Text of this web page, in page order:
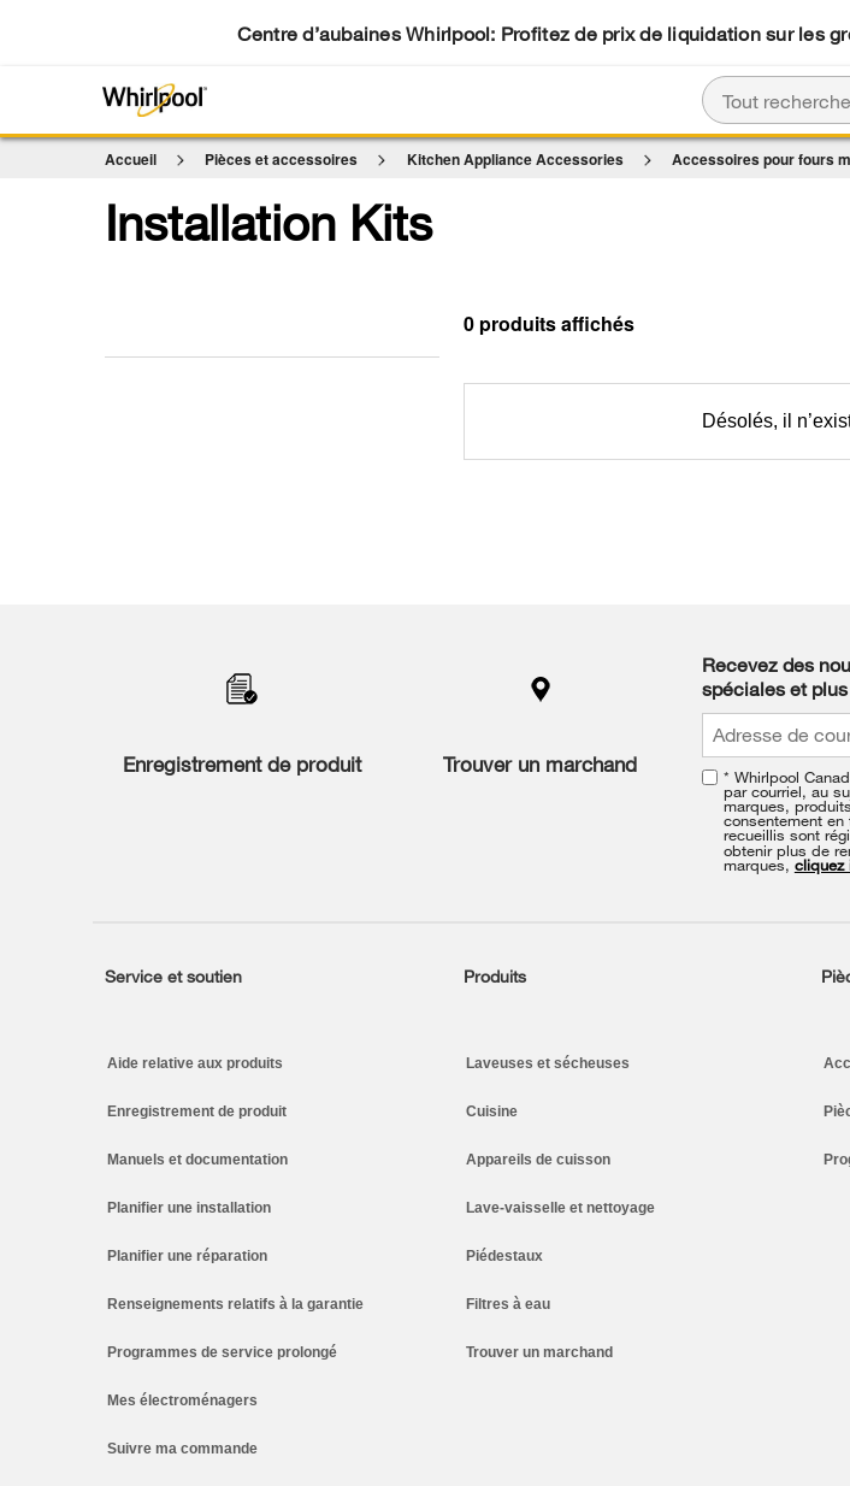
Centre d’aubaines Whirlpool: Profitez de prix de liquidation sur les
Accueil Pièces et accessoires Kitchen Appliance Accessories Accessoires pour fours
Installation Kits
0
Désolés, il
Enregistrement de produit Trouver un marchand
Recevez des
spéciales et plus
* Whirlpool
par courriel, au
marques,
consentement en
recueillis sont
obtenir plus de
marques, cliquez
Footer
Service et soutien
Aide relative aux produits
Enregistrement de produit
Manuels et documentation
Planifier une installation
Planifier une réparation
Renseignements relatifs à la garantie
Programmes de service prolongé
Mes électroménagers
Suivre ma commande
Produits
Laveuses et sécheuses
Cuisine
Appareils de cuisson
Lave-vaisselle et nettoyage
Piédestaux
Filtres à eau
Trouver un marchand